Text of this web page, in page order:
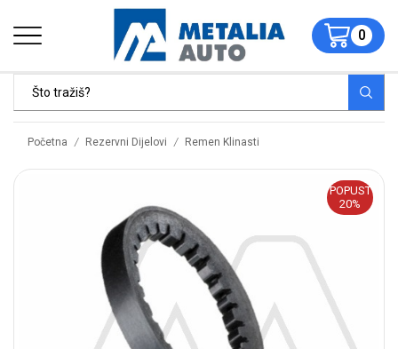
0
Početna / Rezervni Dijelovi / Remen Klinasti
POPUST
20%